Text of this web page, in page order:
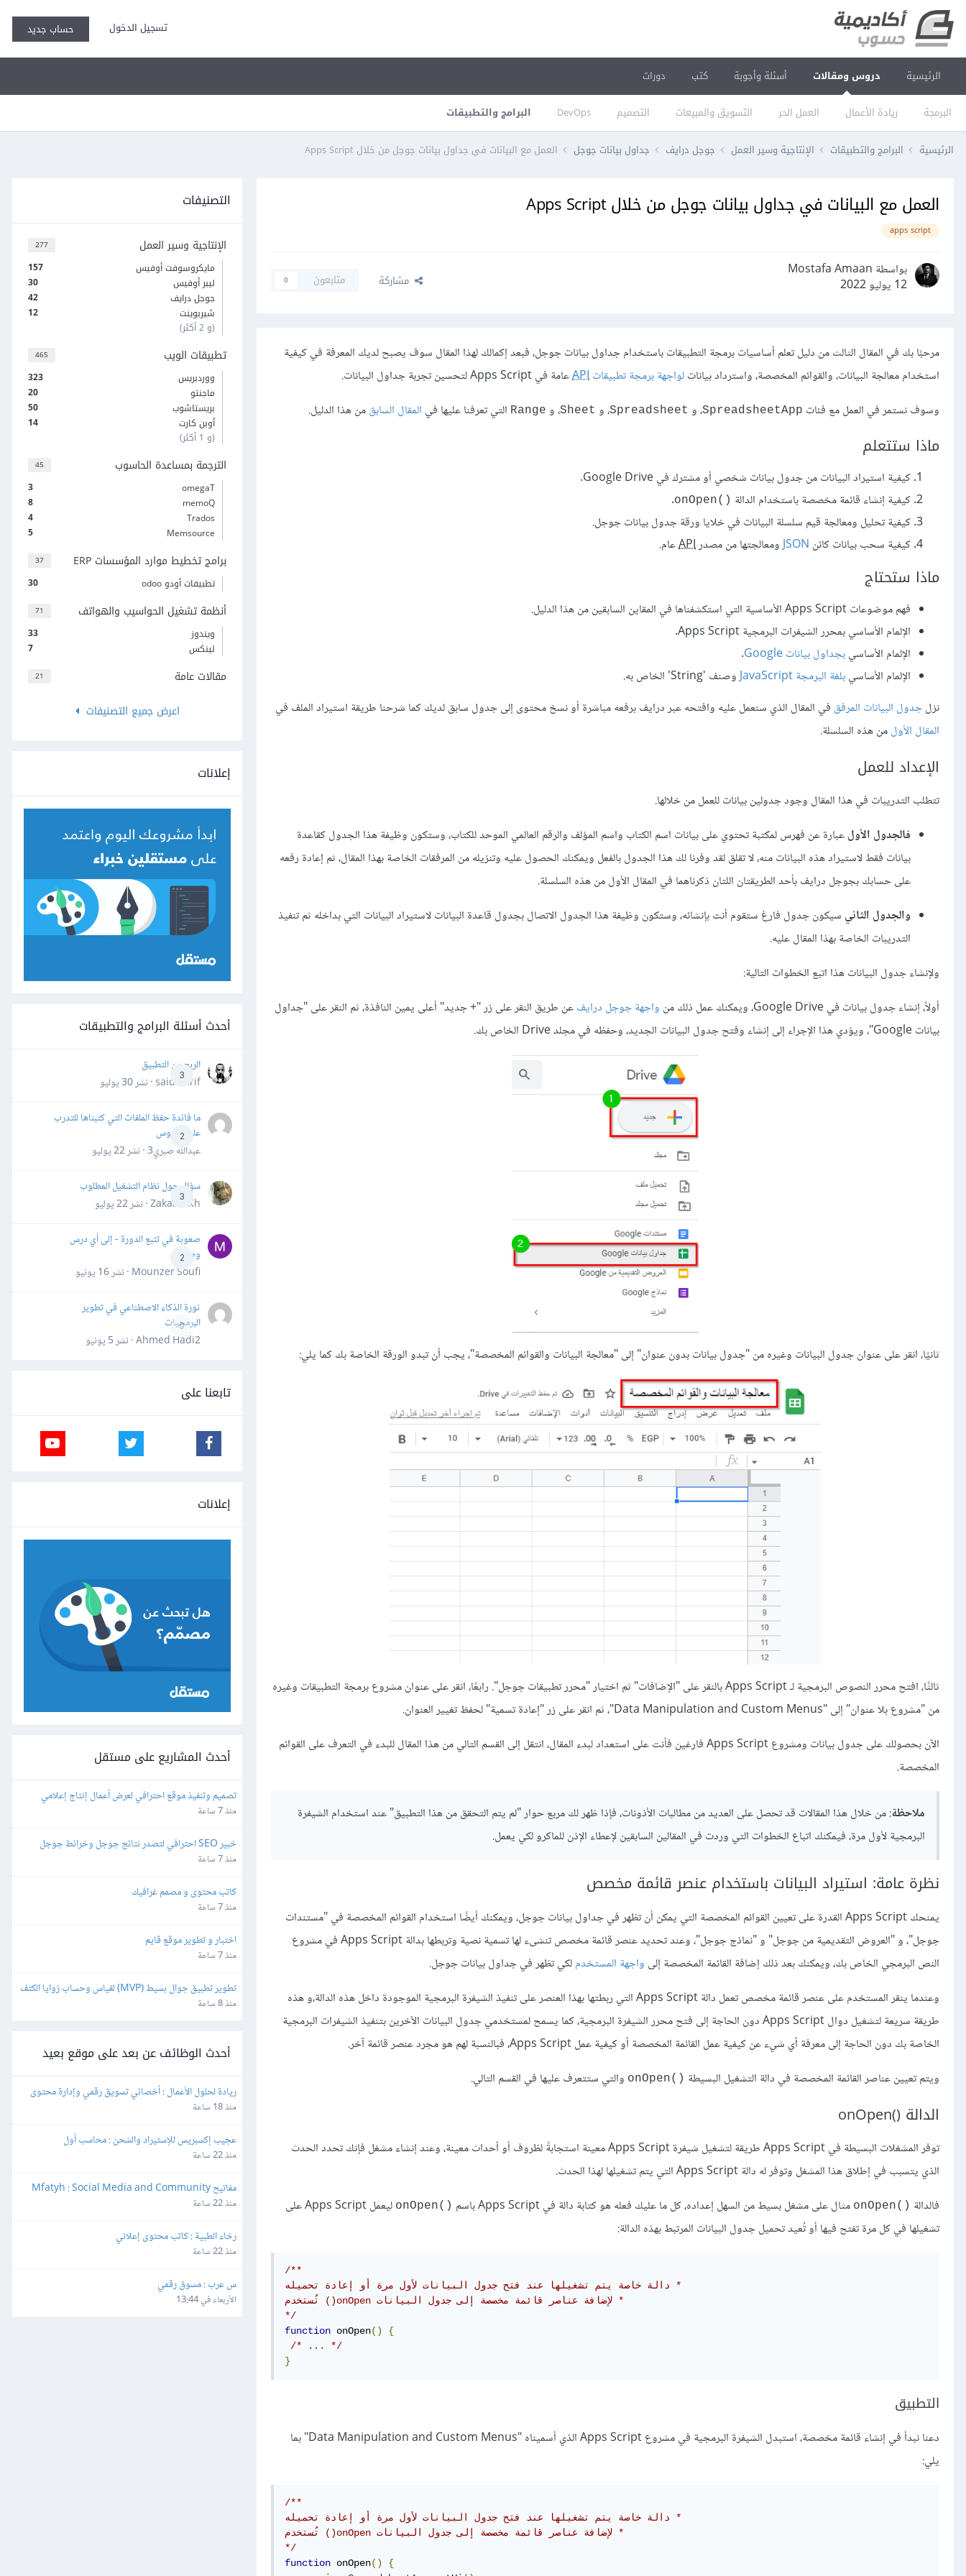
تسجيل الدخول حساب جديد
الرئيسية دروس ومقالات
البرمجة ريادة الأعمال العمل الحر التسويق والمبيعات التصميم DevOps البرامج والتطبيقات
أسئلة وأجوبة كتب دورات
الرئيسية البرامج والتطبيقات الإنتاجية وسير العمل جوجل درايف جداول بيانات جوجل العمل مع البيانات في جداول بيانات جوجل من خلال Apps Script
العمل مع البيانات في جداول بيانات جوجل من خلال Apps Script
apps script
بواسطة Mostafa Amaan
12 يوليو 2022
مشاركة متابعون 0
مرحبًا بك في المقال الثالث من دليل تعلم أساسيات برمجة التطبيقات باستخدام جداول بيانات جوجل، فبعد إكمالك لهذا المقال سوف يصبح لديك المعرفة في كيفية
استخدام معالجة البيانات، والقوائم المخصصة، واسترداد بياناتلواجهة برمجة تطبيقاتAPIعامة في Apps Script لتحسين تجربة جداول البيانات.
وسوف نستمر في العمل مع فئات SpreadsheetApp، و Spreadsheet، و Sheet، و Range التي تعرفنا عليها في المقال السابقمن هذا الدليل.
ماذا ستتعلم
كيفية استيراد البيانات من جدول بيانات شخصي أو مشترك في Google Drive.
كيفية إنشاء قائمة مخصصة باستخدام الدالة ()onOpen
.
كيفية تحليل ومعالجة قيم سلسلة البيانات في خلايا ورقة جدول بيانات جوجل.
كيفية سحب بيانات كائن JSONومعالجتها من مصدرAPIعام.
ماذا ستحتاج
فهم موضوعات Apps Script الأساسية التي استكشفناها في المقاين السابقين من هذا الدليل.
الإلمام الأساسي بمحرر الشيفرات البرمجية Apps Script.
الإلمام الأساسيبجداول بيانات Google
.
الإلمام الأساسيبلغة البرمجة JavaScript
وصنف 'String' الخاص به.
نزلجدول البيانات المرفق في المقال الذي سنعمل عليه وافتحه عبر درايف برفعه مباشرة أو نسخ محتوى إلى جدول سابق لديك كما شرحنا طريقة استيراد الملف في
المقال الأولمن هذه السلسلة.
الإعداد للعمل
تتطلب التدريبات في هذا المقال وجود جدولين بيانات للعمل من خلالها.
فالجدول الأولعبارة عن فهرس لمكتبة تحتوي على بيانات اسم الكتاب واسم المؤلف والرقم العالمي الموحد للكتاب، وستكون وظيفة هذا الجدول كقاعدة
بيانات فقط لاستيراد هذه البيانات منه، لا تقلق لقد وفرنا لك هذا الجدول بالفعل ويمكنك الحصول عليه وتنزيله من المرفقات الخاصة بهذا المقال، ثم إعادة رفعه
على حسابك بجوجل درايف بأحد الطريقتان اللتان ذكرناهما في المقال الأول من هذه السلسلة.
والجدول الثاني سيكون جدول فارغ ستقوم أنت بإنشائه، وستكون وظيفة هذا الجدول الاتصال بجدول قاعدة البيانات لاستيراد البيانات التي بداخله ثم تنفيذ
التدريبات الخاصة بهذا المقال عليه.
ولإنشاء جدول البيانات هذا اتبع الخطوات التالية:
أولاً، إنشاء جدول بيانات في Google Drive، ويمكنك عمل ذلك من
واجهة جوجل درايفعن طريق النقر على زر "+ جديد" أعلى يمين النافذة، ثم النقر على "جداول
بيانات Google"، ويؤدي هذا الإجراء إلى إنشاء وفتح جدول البيانات الجديد، وحفظه في مجلد Drive الخاص بك.
ثانيًا، انقر على عنوان جدول البيانات وغيره من "جدول بيانات بدون عنوان" إلى "معالجة البيانات والقوائم المخصصة"، يجب أن تبدو الورقة الخاصة بك كما يلي:
ثالثًا، افتح محرر النصوص البرمجية لـ Apps Script بالنقر على "الإضافات" ثم اختيار "محرر تطبيقات جوجل". رابعًا، انقر على عنوان مشروع برمجة التطبيقات وغيره
من "مشروع بلا عنوان" إلى "Data Manipulation and Custom Menus"، ثم انقر على زر "إعادة تسمية" لحفظ تغيير العنوان.
الآن بحصولك على جدول بيانات ومشروع Apps Script فارغين فأنت على استعداد لبدء المقال، انتقل إلى القسم التالي من هذا المقال للبدء في التعرف على القوائم
المخصصة.
ملاحظة: من خلال هذا المقالات قد تحصل على العديد من مطالبات الأذونات، فإذا ظهر لك مربع حوار "لم يتم التحقق من هذا التطبيق" عند استخدام الشيفرة
البرمجية لأول مرة، فيمكنك اتباع الخطوات التي وردت في المقالين السابقين لإعطاء الإذن للماكرو لكي يعمل.
نظرة عامة: استيراد البيانات باستخدام عنصر قائمة مخصص
يمنحك Apps Script القدرة على تعيين القوائم المخصصة التي يمكن أن تظهر في جداول بيانات جوجل، ويمكنك أيضًا استخدام القوائم المخصصة في "مستندات
جوجل"، و "العروض التقديمية من جوجل" و "نماذج جوجل"، وعند تحديد عنصر قائمة مخصص تنشىء لها تسمية نصية وتربطها بدالة Apps Script في مشروع
النص البرمجي الخاص بك، ويمكنك بعد ذلك إضافة القائمة المخصصة إلى واجهة المستخدملكي تظهر في جداول بيانات جوجل.
وعندما ينقر المستخدم على عنصر قائمة مخصص تعمل دالة Apps Script التي ربطتها بهذا العنصر على تنفيذ الشيفرة البرمجية الموجودة داخل هذه الدالة،و هذه
طريقة سريعة لتشغيل دوال Apps Script دون الحاجة إلى فتح محرر الشيفرة البرمجية، كما يسمح لمستخدمي جدول البيانات الآخرين بتنفيذ الشيفرات البرمجية
الخاصة بك دون الحاجة إلى معرفة أي شيء عن كيفية عمل القائمة المخصصة أو كيفية عمل Apps Script، فبالنسبة لهم هو مجرد عنصر قائمة آخر.
ويتم تعيين عناصر القائمة المخصصة في دالة التشغيل البسيطة ()onOpen والتي ستتعرف عليها في القسم التالي.
الدالة ()onOpen
توفر المشغلات البسيطة في Apps Script طريقة لتشغيل شيفرة Apps Script معينة استجابةً لظروف أو أحداث معينة، وعند إنشاء مشغل فإنك تحدد الحدث
الذي يتسبب في إطلاق هذا المشغل وتوفر له دالة Apps Script التي يتم تشغيلها لهذا الحدث.
فالدالة ()onOpen مثال على مشغل بسيط من السهل إعداده، كل ما عليك فعله هو كتابة دالة في Apps Script باسم ()onOpen
ليعمل Apps Script على
تشغيلها في كل مرة تفتح فيها أو تُعيد تحميل جدول البيانات المرتبط بهذه الدالة:
/**
دالة خاصة يتم تشغيلها عند فتح جدول البيانات لأول مرة أو إعادة تحميله *
تُستخدم ()onOpen لإضافة عناصر قائمة مخصصة إلى جدول البيانات *
*/
function onOpen()
{
/* ... */
}
التطبيق
دعنا نبدأ في إنشاء قائمة مخصصة، استبدل الشيفرة البرمجية في مشروع Apps Script الذي أسميناه "Data Manipulation and Custom Menus" بما
يلي:
/**
دالة خاصة يتم تشغيلها عند فتح جدول البيانات لأول مرة أو إعادة تحميله *
تُستخدم ()onOpen لإضافة عناصر قائمة مخصصة إلى جدول البيانات *
*/
function onOpen()
{
التصنيفات
277 الإنتاجية وسير العمل
157
مايكروسوفت أوفيس
30
ليبر أوفيس
42
جوجل درايف
12
شيربوينت
(و 2 أكثر)
465 تطبيقات الويب
323
ووردبريس
20
ماجنتو
50
بريستاشوب
14
أوبن كارت
(و 1 أكثر)
45 الترجمة بمساعدة الحاسوب
3
omegaT
8
memoQ
4
Trados
5
Memsource
37 برامج تخطيط موارد المؤسسات ERP
30 تطبيقات أودو odoo
71 أنظمة تشغيل الحواسيب والهواتف
33
ويندوز
7
لينكس
21
مقالات عامة
اعرض جميع التصنيفات
إعلانات
أحدث أسئلة البرامج والتطبيقات
3
الربح من التطبيق
said darif · نشر
30 يوليو
2
ما فائدة حفظ الملفات التي كتبناها للتدرب
على الدروس
عبدالله صبري3 · نشر
22 يوليو
3
سؤال حول نظام التشغيل المطلوب
Zakaria Kh · نشر
22 يوليو
2
صعوبة في تتبع الدورة - إلى أي درس
وصلت؟
Mounzer Soufi · نشر
16 يونيو
0
ثورة الذكاء الاصطناعي في تطوير
البرمجيات
Ahmed Hadi2 · نشر
5 يونيو
تابعنا على
إعلانات
أحدث المشاريع على مستقل
تصميم وتنفيذ موقع احترافي لعرض أعمال إنتاج إعلامي
منذ 7 ساعة
خبير SEO احترافي لتصدر نتائج جوجل وخرائط جوجل
منذ 7 ساعة
كاتب محتوى و مصمم غرافيك
منذ 7 ساعة
اختبار و تطوير موقع قايم
منذ 7 ساعة
تطوير تطبيق جوال بسيط (MVP) لقياس وحساب زوايا الكتف
منذ 8 ساعة
أحدث الوظائف عن بعد على موقع بعيد
ريادة لحلول الأعمال : أخصائي تسويق رقمي وإدارة محتوى
منذ 18 ساعة
عجيب إكسبريس للإستيراد والشحن : محاسب أول
منذ 22 ساعة
Manager
منذ 22 ساعة
رخاء الطبية : كاتب محتوى إعلاني
منذ 22 ساعة
س عرب : مسوق رقمي
الأربعاء في 13:44